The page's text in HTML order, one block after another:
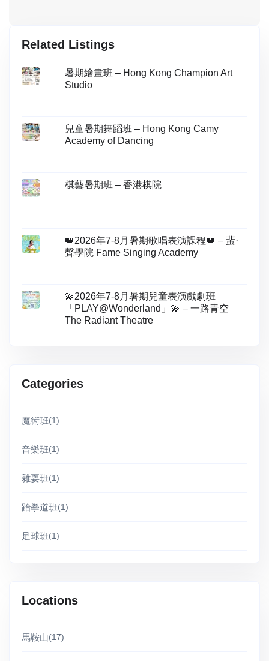
Related Listings
暑期繪畫班 – Hong Kong Champion Art
Studio
兒童暑期舞蹈班 – Hong Kong Camy
Academy of Dancing
棋藝暑期班 – 香港棋院
👑2026年7-8月暑期歌唱表演課程👑 – 蜚·
聲學院 Fame Singing Academy
💫2026年7-8月暑期兒童表演戲劇班
「PLAY@Wonderland」💫 – 一路青空
The Radiant Theatre
Categories
魔術班(1)
音樂班(1)
雜耍班(1)
跆拳道班(1)
足球班(1)
Locations
馬鞍山(17)